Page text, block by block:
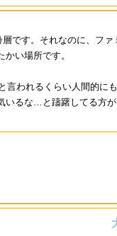
です。それなのに、フ
い場所です。
言われるくらい人間的に
いるな…と躊躇してる方